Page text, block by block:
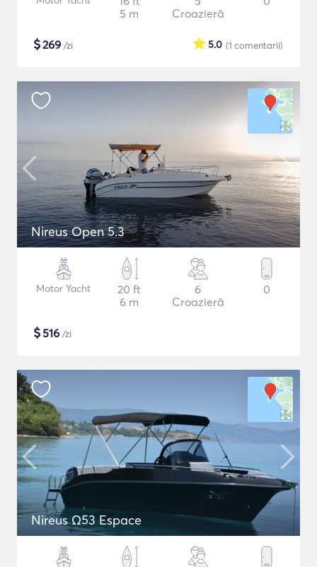
5 m
Croazieră
$269 /zi (1 comentarii)
5.0
Nireus Open 5.3
Motor Yacht
20 ft
6 m
6
Croazieră
0
$516 /zi
Nireus Ω53 Espace